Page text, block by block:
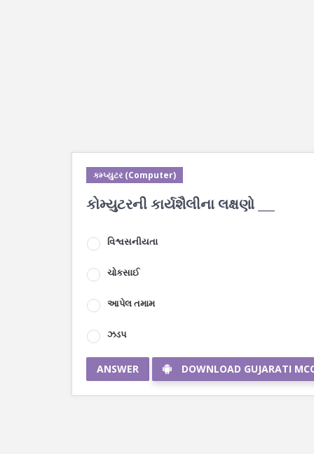
કમ્પ્યુટર (Computer)
કોમ્યુટરની કાર્યશૈલીના લક્ષણો ___
વિશ્વસનીયતા
ચોકસાઈ
આપેલ તમામ
ઝડપ
ANSWER DOWNLOAD GUJARATI